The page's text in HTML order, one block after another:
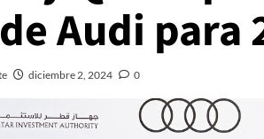
Audi para
diciembre 2, 2024 0